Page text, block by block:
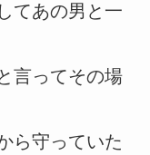
てあの男と一
言ってその場
ら守っていた